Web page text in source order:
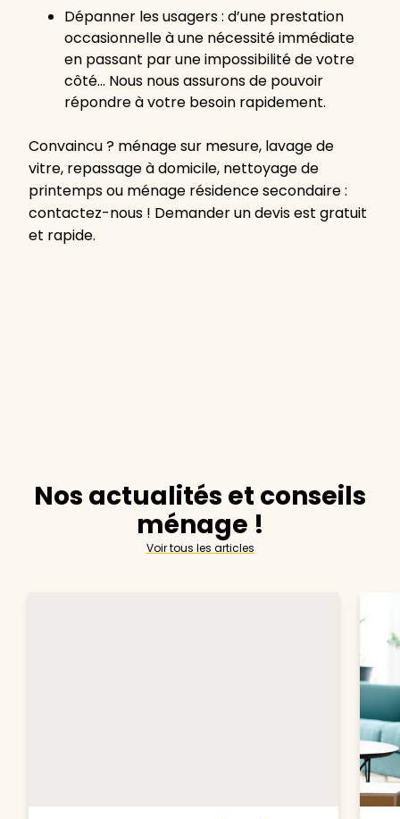
Dépanner les usagers : d’une prestation
occasionnelle à une nécessité immédiate
en passant par une impossibilité de votre
côté… Nous nous assurons de pouvoir
répondre à votre besoin rapidement.
Convaincu ? ménage sur mesure, lavage de
vitre, repassage à domicile, nettoyage de
printemps ou ménage résidence secondaire :
contactez-nous ! Demander un devis est gratuit
et rapide.
Nos actualités et conseils
ménage !
Voir tous les articles